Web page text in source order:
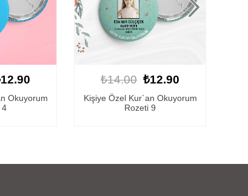
Okuyorum
9
₺14.00 ₺12.90
Kişiye Özel Kur`an Okuyorum
Rozeti 1